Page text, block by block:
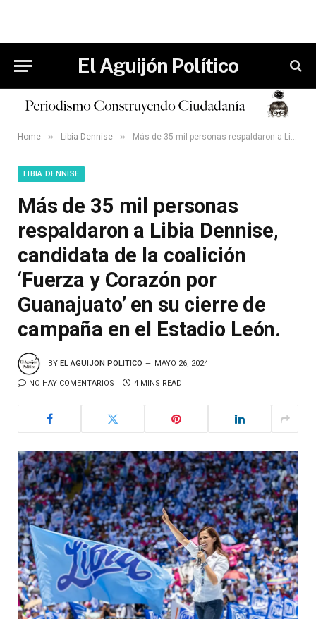
El Aguijón Político
Home » Libia Dennise » Más de 35 mil personas respaldaron a Libia Dennise, candidata de la coalición ‘Fuerza y Corazón por Guanajuato’ en su cierre de campaña en el Estadio León.
LIBIA DENNISE
Más de 35 mil personas
respaldaron a Libia Dennise,
candidata de la coalición
‘Fuerza y Corazón por
Guanajuato’ en su cierre de
campaña en el Estadio León.
BY EL AGUIJON POLITICO MAYO 26, 2024
NO HAY COMENTARIOS 4 MINS READ